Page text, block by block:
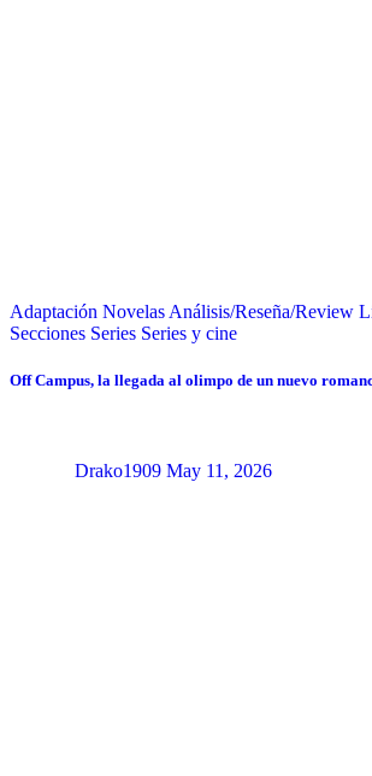
Adaptación Novelas Análisis/Reseña/Review
Secciones Series Series y cine
Off Campus, la llegada al olimpo de un nuevo
Drako1909 May 11, 2026